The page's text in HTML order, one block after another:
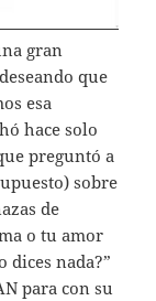
gran
que
esa
hace solo
preguntó a
sobre
de
o tu amor
dices nada?”
para con su